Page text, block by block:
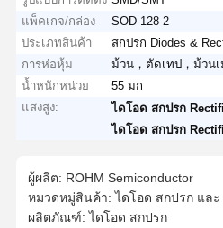
แพ็คเกจ/กล่อง
SOD-128-2
ประเภทสินค้า
สกปรก Diodes &
การห่อหุ้ม
ม้วน，ตัดเทป，ม้วน
น้ำหนักหน่วย
55 มก
แสงสูง:
ไดโอด สกปรก
ไดโอด สกปรก
ผู้ผลิต: ROHM Semiconductor
หมวดหมู่สินค้า: ไดโอด สกปรก และ
ผลิตภัณฑ์: ไดโอด สกปรก